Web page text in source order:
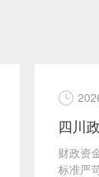
财政资
标准严